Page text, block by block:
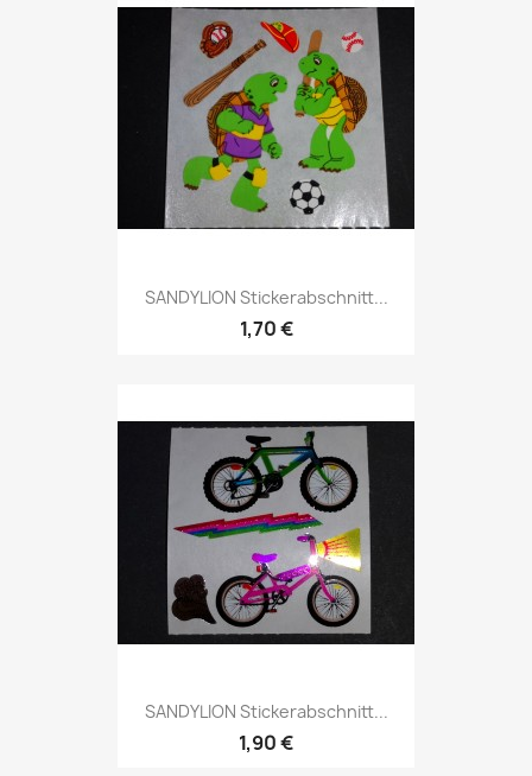
SANDYLION Stickerabschnitt...
1,70 €
SANDYLION Stickerabschnitt...
1,90 €